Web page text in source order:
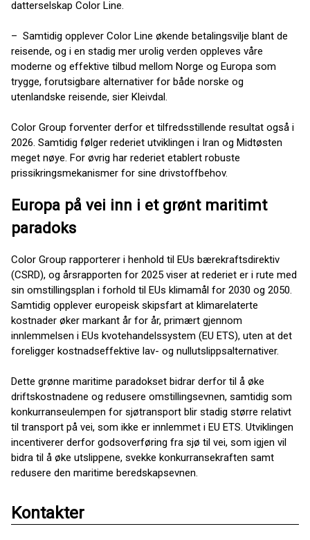
datterselskap Color Line.
– Samtidig opplever Color Line økende betalingsvilje blant de
reisende, og i en stadig mer urolig verden oppleves våre
moderne og effektive tilbud mellom Norge og Europa som
trygge, forutsigbare alternativer for både norske og
utenlandske reisende, sier Kleivdal.
Color Group forventer derfor et tilfredsstillende resultat også i
2026. Samtidig følger rederiet utviklingen i Iran og Midtøsten
meget nøye. For øvrig har rederiet etablert robuste
prissikringsmekanismer for sine drivstoffbehov.
Europa på vei inn i et grønt maritimt
paradoks
Color Group rapporterer i henhold til EUs bærekraftsdirektiv
(CSRD), og årsrapporten for 2025 viser at rederiet er i rute med
sin omstillingsplan i forhold til EUs klimamål for 2030 og 2050.
Samtidig opplever europeisk skipsfart at klimarelaterte
kostnader øker markant år for år, primært gjennom
innlemmelsen i EUs kvotehandelssystem (EU ETS), uten at det
foreligger kostnadseffektive lav- og nullutslippsalternativer.
Dette grønne maritime paradokset bidrar derfor til å øke
driftskostnadene og redusere omstillingsevnen, samtidig som
konkurranseulempen for sjøtransport blir stadig større relativt
til transport på vei, som ikke er innlemmet i EU ETS. Utviklingen
incentiverer derfor godsoverføring fra sjø til vei, som igjen vil
bidra til å øke utslippene, svekke konkurransekraften samt
redusere den maritime beredskapsevnen.
Kontakter